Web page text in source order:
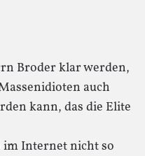
Broder klar werden,
auch
kann, das die Elite
im Internet nicht so